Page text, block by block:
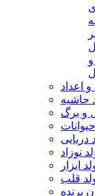
اعداد
حاشیه
و برگ
دریایی
نوزاد
ابزار
قلب
پرنده